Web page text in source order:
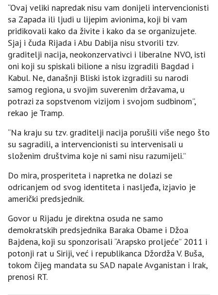
“Ovaj veliki napredak nisu vam donijeli intervencionisti
sa Zapada ili ljudi u lijepim avionima, koji bi vam
pridikovali kako da živite i kako da se organizujete.
Sjaj i čuda Rijada i Abu Dabija nisu stvorili tzv.
graditelji nacija, neokonzervativci i liberalne NVO, isti
oni koji su spiskali bilione a nisu izgradili Bagdad i
Kabul. Ne, današnji Bliski istok izgradili su narodi
samog regiona, u svojim suverenim državama, u
potrazi za sopstvenom vizijom i svojom sudbinom”,
rekao je Tramp.
“Na kraju su tzv. graditelji nacija porušili više nego što
su sagradili, a intervencionisti su intervenisali u
složenim društvima koje ni sami nisu razumijeli.”
Do mira, prosperiteta i napretka ne dolazi se
odricanjem od svog identiteta i nasljeđa, izjavio je
američki predsjednik.
Govor u Rijadu je direktna osuda ne samo
demokratskih predsjednika Baraka Obame i Džoa
Bajdena, koji su sponzorisali “Arapsko proljeće” 2011 i
potonji rat u Siriji, već i republikanca Džordža V. Buša,
tokom čijeg mandata su SAD napale Avganistan i Irak,
prenosi RT.